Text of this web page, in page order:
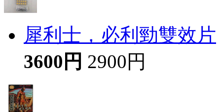
犀利士，必利勁雙效片
3600円 2900円